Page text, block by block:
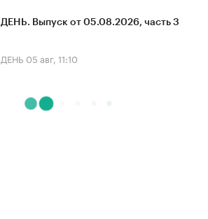
ДЕНЬ. Выпуск от 05.08.2026, часть 3
ДЕНЬ 05 авг, 11:10